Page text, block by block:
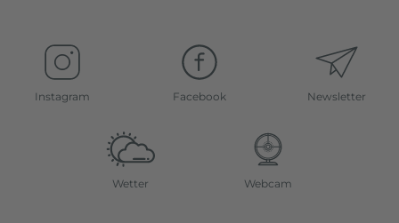
Instagram Facebook Newsletter
Wetter Webcam